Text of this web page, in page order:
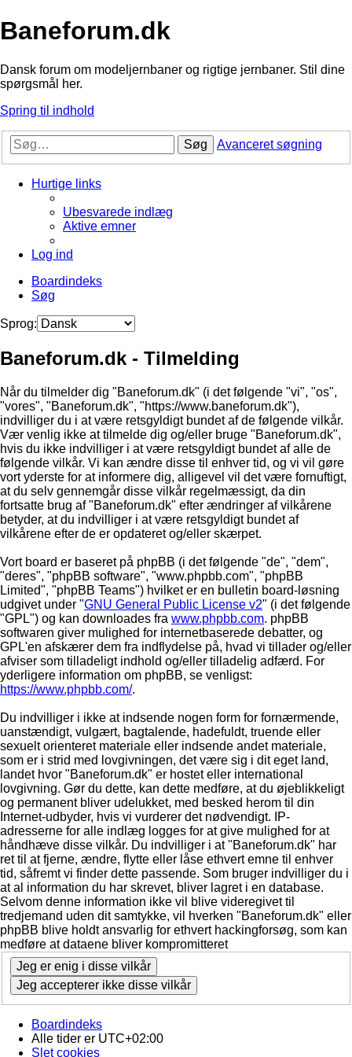
Baneforum.dk
Dansk forum om modeljernbaner og rigtige jernbaner. Stil dine
spørgsmål her.
Spring til indhold
Søg Avanceret søgning
Hurtige links
Ubesvarede indlæg
Aktive emner
Log ind
Boardindeks
Søg
Sprog:
Baneforum.dk - Tilmelding
Når du tilmelder dig "Baneforum.dk" (i det følgende "vi", "os",
"vores", "Baneforum.dk", "https://www.baneforum.dk"),
indvilliger du i at være retsgyldigt bundet af de følgende vilkår.
Vær venlig ikke at tilmelde dig og/eller bruge "Baneforum.dk",
hvis du ikke indvilliger i at være retsgyldigt bundet af alle de
følgende vilkår. Vi kan ændre disse til enhver tid, og vi vil gøre
vort yderste for at informere dig, alligevel vil det være fornuftigt,
at du selv gennemgår disse vilkår regelmæssigt, da din
fortsatte brug af "Baneforum.dk" efter ændringer af vilkårene
betyder, at du indvilliger i at være retsgyldigt bundet af
vilkårene efter de er opdateret og/eller skærpet.
Vort board er baseret på phpBB (i det følgende "de", "dem",
"deres", "phpBB software", "www.phpbb.com", "phpBB
Limited", "phpBB Teams") hvilket er en bulletin board-løsning
udgivet under "GNU General Public License v2" (i det følgende
"GPL") og kan downloades fra www.phpbb.com. phpBB
softwaren giver mulighed for internetbaserede debatter, og
GPL'en afskærer dem fra indflydelse på, hvad vi tillader og/eller
afviser som tilladeligt indhold og/eller tilladelig adfærd. For
yderligere information om phpBB, se venligst:
https://www.phpbb.com/.
Du indvilliger i ikke at indsende nogen form for fornærmende,
uanstændigt, vulgært, bagtalende, hadefuldt, truende eller
sexuelt orienteret materiale eller indsende andet materiale,
som er i strid med lovgivningen, det være sig i dit eget land,
landet hvor "Baneforum.dk" er hostet eller international
lovgivning. Gør du dette, kan dette medføre, at du øjeblikkeligt
og permanent bliver udelukket, med besked herom til din
Internet-udbyder, hvis vi vurderer det nødvendigt. IP-
adresserne for alle indlæg logges for at give mulighed for at
håndhæve disse vilkår. Du indvilliger i at "Baneforum.dk" har
ret til at fjerne, ændre, flytte eller låse ethvert emne til enhver
tid, såfremt vi finder dette passende. Som bruger indvilliger du i
at al information du har skrevet, bliver lagret i en database.
Selvom denne information ikke vil blive videregivet til
tredjemand uden dit samtykke, vil hverken "Baneforum.dk" eller
phpBB blive holdt ansvarlig for ethvert hackingforsøg, som kan
medføre at dataene bliver kompromitteret
Boardindeks
Alle tider er UTC+02:00
Slet cookies